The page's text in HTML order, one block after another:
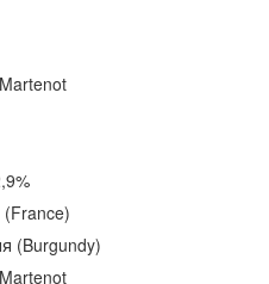
(Burgundy)